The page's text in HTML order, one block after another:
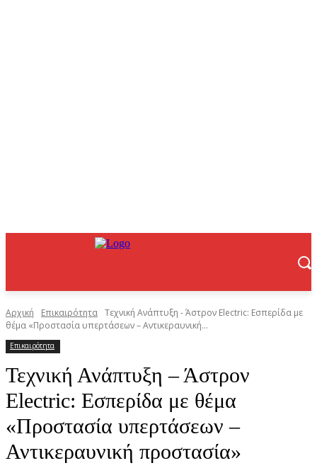
Αρχική Επικαιρότητα Τεχνική Ανάπτυξη - Άστρον Electric: Εσπερίδα με
θέμα «Προστασία υπερτάσεων – Αντικεραυνική...
Επικαιρότητα
Τεχνική Ανάπτυξη – Άστρον
Electric: Εσπερίδα με θέμα
«Προστασία υπερτάσεων –
Αντικεραυνική προστασία»